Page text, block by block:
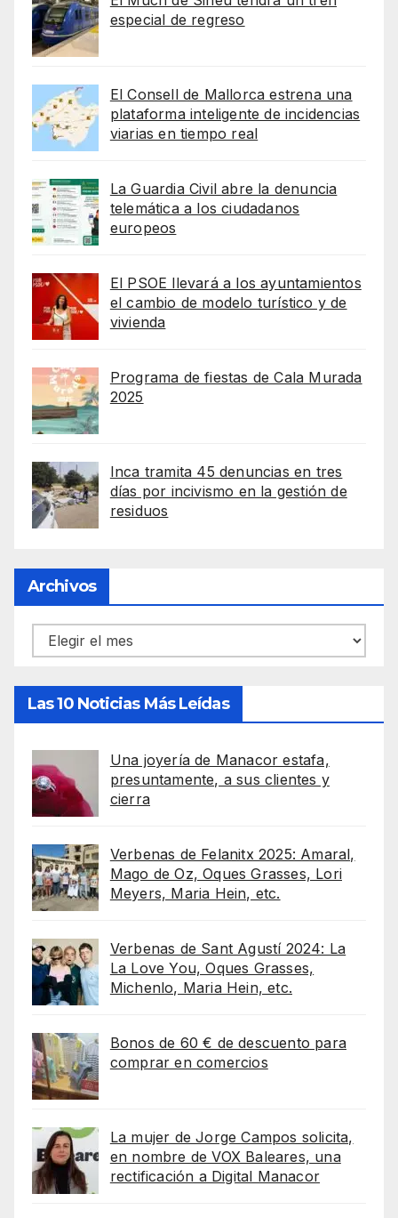
especial de regreso
El Consell de Mallorca estrena una
plataforma inteligente de incidencias
viarias en tiempo real
La Guardia Civil abre la denuncia
telemática a los ciudadanos
europeos
El PSOE llevará a los ayuntamientos
el cambio de modelo turístico y de
vivienda
Programa de fiestas de Cala Murada
2025
Inca tramita 45 denuncias en tres
días por incivismo en la gestión de
residuos
Archivos
Archivos
Las 10 Noticias Más Leídas
Una joyería de Manacor estafa,
presuntamente, a sus clientes y
cierra
Verbenas de Felanitx 2025: Amaral,
Mago de Oz, Oques Grasses, Lori
Meyers, Maria Hein, etc.
Verbenas de Sant Agustí 2024: La
La Love You, Oques Grasses,
Michenlo, Maria Hein, etc.
Bonos de 60 € de descuento para
comprar en comercios
La mujer de Jorge Campos solicita,
en nombre de VOX Baleares, una
rectificación a Digital Manacor